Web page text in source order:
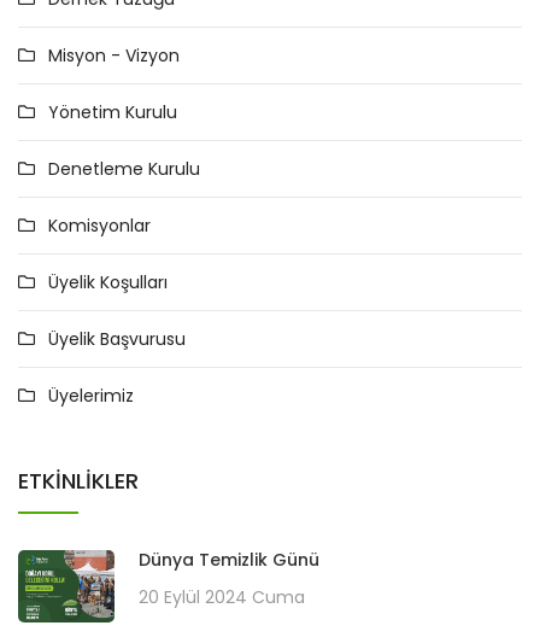
Misyon - Vizyon
Yönetim Kurulu
Denetleme Kurulu
Komisyonlar
Üyelik Koşulları
Üyelik Başvurusu
Üyelerimiz
ETKINLIKLER
Dünya Temizlik Günü
20 Eylül 2024 Cuma